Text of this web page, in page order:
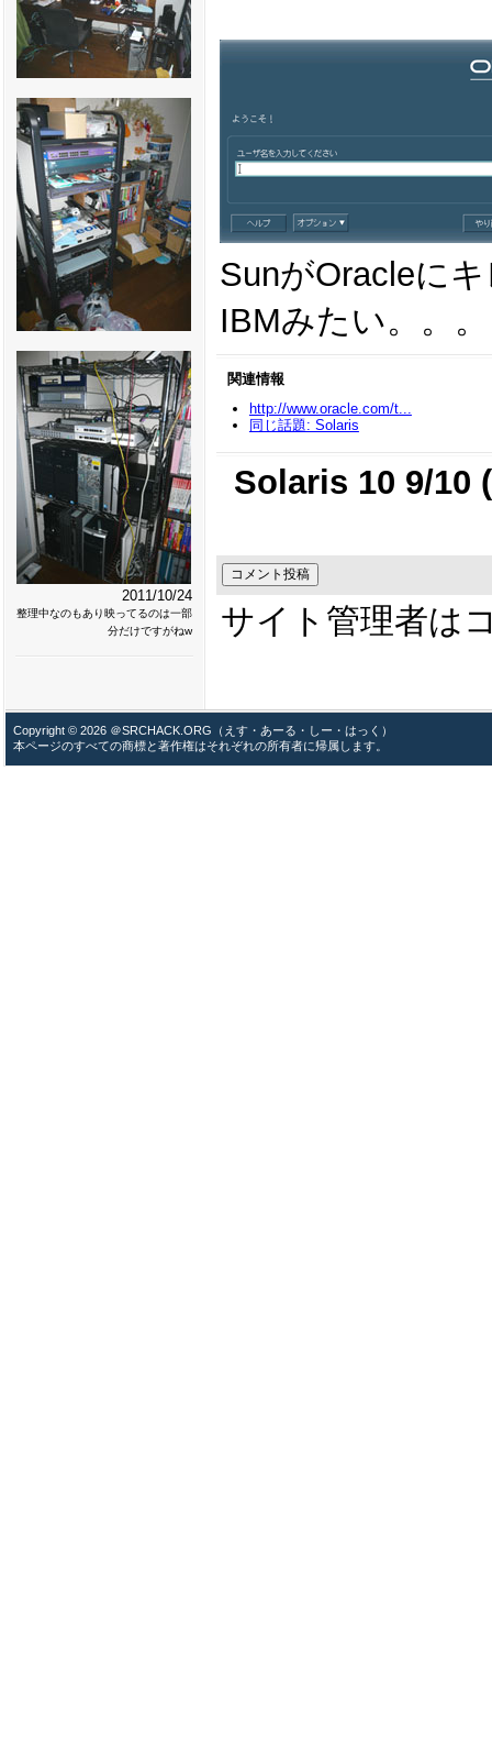
2011/10/24
整理中なのもあり映ってるのは一部
分だけですがねw
SunがOracleに
IBMみたい。。。
関連情報
http://www.oracle.com/t...
同じ話題: Solaris
Solaris 10 9/10
サイト管理者は
Copyright © 2026 ＠SRCHACK.ORG（えす・あーる・しー・はっく）
本ページのすべての商標と著作権はそれぞれの所有者に帰属します。